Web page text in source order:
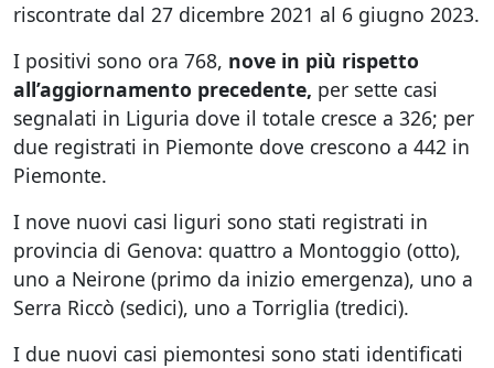
riscontrate dal 27 dicembre 2021 al 6 giugno 2023.
I positivi sono ora 768, nove in più rispetto
all’aggiornamento precedente, per sette casi
segnalati in Liguria dove il totale cresce a 326; per
due registrati in Piemonte dove crescono a 442 in
Piemonte.
I nove nuovi casi liguri sono stati registrati in
provincia di Genova: quattro a Montoggio (otto),
uno a Neirone (primo da inizio emergenza), uno a
Serra Riccò (sedici), uno a Torriglia (tredici).
I due nuovi casi piemontesi sono stati identificati